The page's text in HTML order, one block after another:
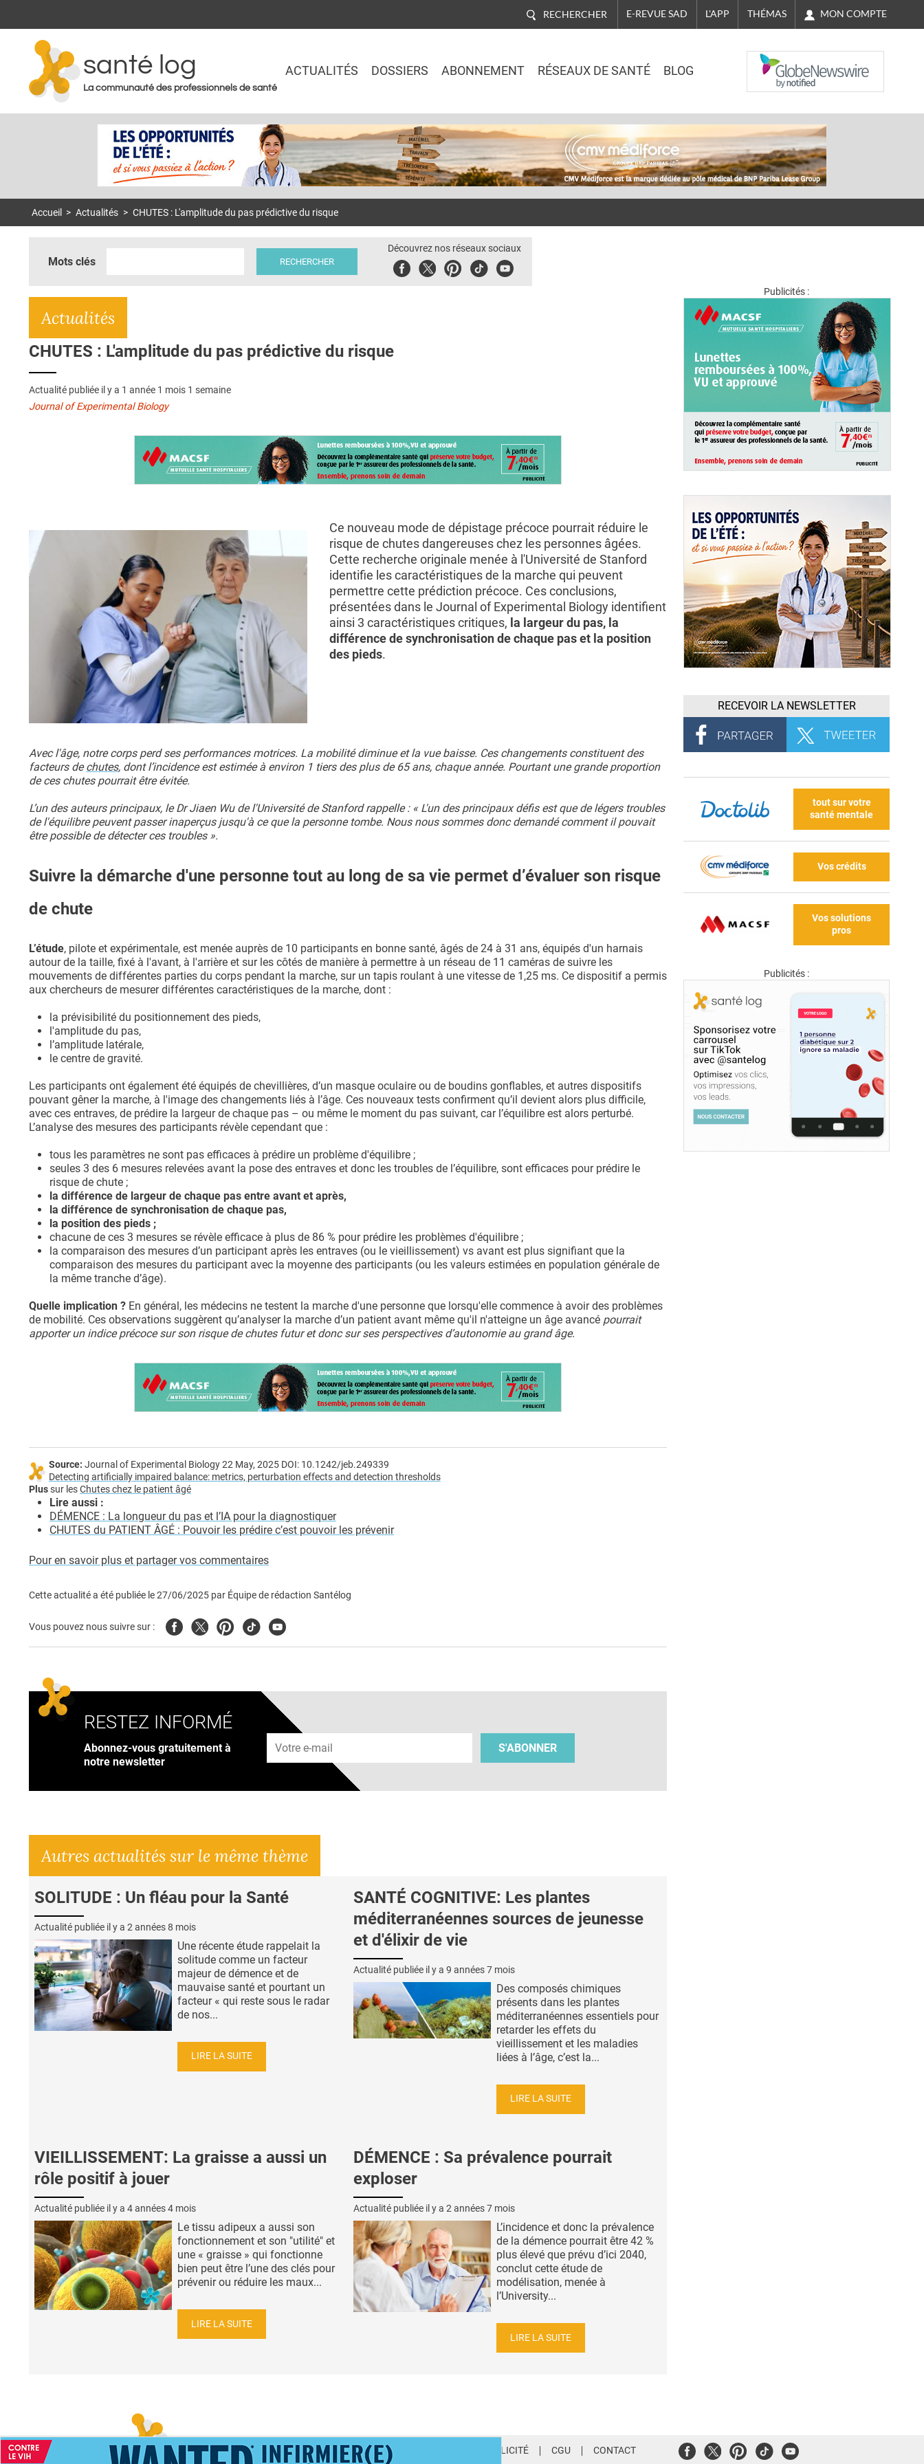
RECHERCHER E-REVUE SAD L'APP THÉMAS MON COMPTE
santé log
La communauté des professionnels de santé
ACTUALITÉS DOSSIERS ABONNEMENT RÉSEAUX DE SANTÉ BLOG
NASDAQ
Accueil > Actualités > CHUTES : L'amplitude du pas prédictive du risque
Mots clés
Découvrez nos réseaux sociaux
FacebookTwitterPinterest
TiktokYoubute
Actualités
CHUTES : L'amplitude du pas prédictive du risque
Actualité publiée il y a 1 année 1 mois 1 semaine
Journal of Experimental Biology
Ce nouveau mode de dépistage précoce pourrait réduire le
risque de chutes dangereuses chez les personnes âgées.
Cette recherche originale menée à l'Université de Stanford
identifie les caractéristiques de la marche qui peuvent
permettre cette prédiction précoce. Ces conclusions,
présentées dans le Journal of Experimental Biology identifient
ainsi 3 caractéristiques critiques, la largeur du pas, la
différence de synchronisation de chaque pas et la position
des pieds.
Avec l'âge, notre corps perd ses performances motrices. La mobilité diminue et la vue baisse. Ces changements constituent des
facteurs dechutes, dont l’incidence est estimée à environ 1 tiers des plus de 65 ans, chaque année. Pourtant une grande proportion
de ces chutes pourrait être évitée.
L’un des auteurs principaux, le Dr Jiaen Wu de l'Université de Stanford rappelle : « L'un des principaux défis est que de légers troubles
de l'équilibre peuvent passer inaperçus jusqu'à ce que la personne tombe. Nous nous sommes donc demandé comment il pouvait
être possible de détecter ces troubles ».
Suivre la démarche d'une personne tout au long de sa vie permet d’évaluer son risque
de chute
L’étude, pilote et expérimentale, est menée auprès de 10 participants en bonne santé, âgés de 24 à 31 ans, équipés d'un harnais
autour de la taille, fixé à l'avant, à l'arrière et sur les côtés de manière à permettre à un réseau de 11 caméras de suivre les
mouvements de différentes parties du corps pendant la marche, sur un tapis roulant à une vitesse de 1,25 ms. Ce dispositif a permis
aux chercheurs de mesurer différentes caractéristiques de la marche, dont :
la prévisibilité du positionnement des pieds,
l'amplitude du pas,
l’amplitude latérale,
le centre de gravité.
Les participants ont également été équipés de chevillières, d’un masque oculaire ou de boudins gonflables, et autres dispositifs
pouvant gêner la marche, à l'image des changements liés à l’âge. Ces nouveaux tests confirment qu’il devient alors plus difficile,
avec ces entraves, de prédire la largeur de chaque pas – ou même le moment du pas suivant, car l’équilibre est alors perturbé.
L’analyse des mesures des participants révèle cependant que :
tous les paramètres ne sont pas efficaces à prédire un problème d'équilibre ;
seules 3 des 6 mesures relevées avant la pose des entraves et donc les troubles de l’équilibre, sont efficaces pour prédire le
risque de chute ;
la différence de largeur de chaque pas entre avant et après,
la différence de synchronisation de chaque pas,
la position des pieds ;
chacune de ces 3 mesures se révèle efficace à plus de 86 % pour prédire les problèmes d'équilibre ;
la comparaison des mesures d’un participant après les entraves (ou le vieillissement) vs avant est plus signifiant que la
comparaison des mesures du participant avec la moyenne des participants (ou les valeurs estimées en population générale de
la même tranche d’âge).
Quelle implication ? En général, les médecins ne testent la marche d'une personne que lorsqu'elle commence à avoir des problèmes
de mobilité. Ces observations suggèrent qu’analyser la marche d’un patient avant même qu'il n'atteigne un âge avancé pourrait
apporter un indice précoce sur son risque de chutes futur et donc sur ses perspectives d’autonomie au grand âge.
Source: Journal of Experimental Biology 22 May, 2025 DOI: 10.1242/jeb.249339
Detecting artificially impaired balance: metrics, perturbation effects and detection thresholds
Plussur lesChutes chez le patient âgé
Lire aussi :
DÉMENCE : La longueur du pas et l’IA pour la diagnostiquer
CHUTES du PATIENT ÂGÉ : Pouvoir les prédire c’est pouvoir les prévenir
Pour en savoir plus et partager vos commentaires
Cette actualité a été publiée le27/06/2025 par Équipe de rédaction Santélog
Vous pouvez nous suivre sur : FacebookTwitterPinterest
TiktokYoutube
RESTEZ INFORMÉ
Abonnez-vous gratuitement à
notre newsletter
Adresse e-mail
S'ABONNER
Autres actualités sur le même thème
SOLITUDE : Un fléau pour la Santé
Actualité publiée il y a 2 années 8 mois
Une récente étude rappelait la
solitude comme un facteur
majeur de démence et de
mauvaise santé et pourtant un
facteur « qui reste sous le radar
de nos...
LIRE LA SUITE
SANTÉ COGNITIVE: Les plantes
méditerranéennes sources de jeunesse
et d'élixir de vie
Actualité publiée il y a 9 années 7 mois
Des composés chimiques
présents dans les plantes
méditerranéennes essentiels pour
retarder les effets du
vieillissement et les maladies
liées à l’âge, c’est la...
LIRE LA SUITE
VIEILLISSEMENT: La graisse a aussi un
rôle positif à jouer
Actualité publiée il y a 4 années 4 mois
Le tissu adipeux a aussi son
fonctionnement et son "utilité" et
une « graisse » qui fonctionne
bien peut être l’une des clés pour
prévenir ou réduire les maux...
LIRE LA SUITE
DÉMENCE : Sa prévalence pourrait
exploser
Actualité publiée il y a 2 années 7 mois
L’incidence et donc la prévalence
de la démence pourrait être 42 %
plus élevé que prévu d’ici 2040,
conclut cette étude de
modélisation, menée à
l’University...
LIRE LA SUITE
Publicités :
RECEVOIR LA NEWSLETTER
tout sur votre
santé mentale
Vos crédits
Vos solutions
pros
Publicités :
ACCUEIL NEWSLETTER QUI SOMMES-NOUS ? PUBLICITÉ CGU CONTACT FacebookTwitterPinterest
TiktokYoutube